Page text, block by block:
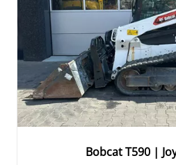
Bobcat T590 |